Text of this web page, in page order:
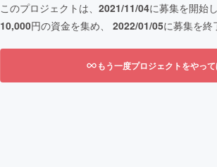
このプロジェクトは、 2021/11/04に募集を開始
10,000円の資金を集め、 2022/01/05に募集を終
もう一度プロジェクトをやっ